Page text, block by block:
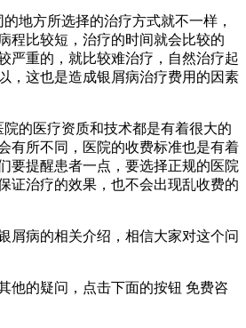
地方所选择的治疗方式就不一样，
程比较短，治疗的时间就会比较的
严重的，就比较难治疗，自然治疗起
，这也是造成银屑病治疗费用的因素
的医疗资质和技术都是有着很大的
有所不同，医院的收费标准也是有着
要提醒患者一点，要选择正规的医院
证治疗的效果，也不会出现乱收费的
屑病的相关介绍，相信大家对这个问
他的疑问，点击下面的按钮 免费咨